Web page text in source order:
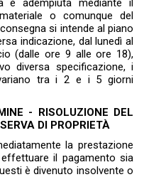
è adempiuta mediante il
o comunque del
si intende al piano
indicazione, dal lunedì al
(dalle ore 9 alle ore 18),
diversa specificazione, i
tra i 2 e i 5 giorni
- RISOLUZIONE DEL
DI PROPRIETÀ
la prestazione
il pagamento sia
è divenuto insolvente o